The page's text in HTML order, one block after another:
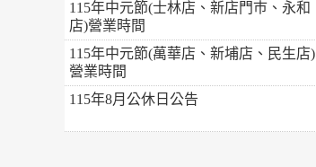
115年中元節(士林店、新店門巿、永和
店)營業時間
115年中元節(萬華店、新埔店、民生店)
營業時間
115年8月公休日公告